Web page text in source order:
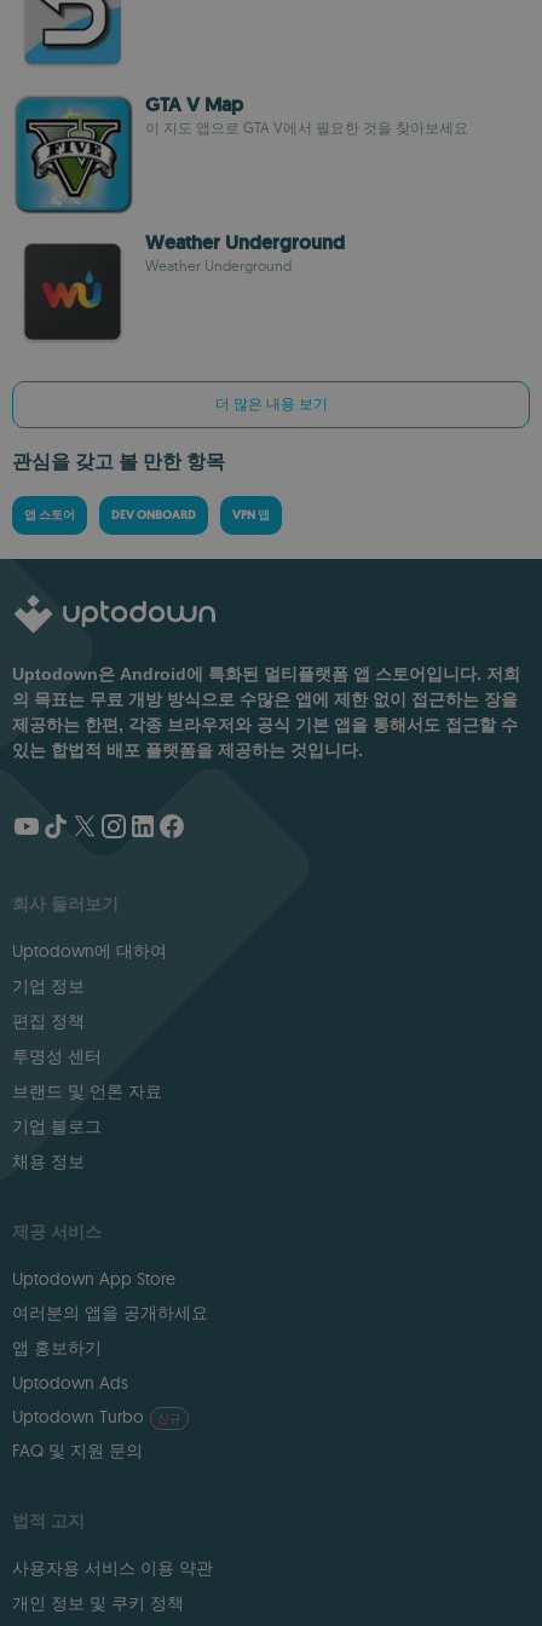
GTA V Map
이 지도 앱으로 GTA V에서 필요한 것을 찾아보세요
Weather Underground
Weather Underground
더 많은 내용 보기
관심을 갖고 볼 만한 항목
앱 스토어 DEV ONBOARD VPN 앱
Uptodown은 Android에 특화된 멀티플랫폼 앱 스토어입니다. 저희
의 목표는 무료 개방 방식으로 수많은 앱에 제한 없이 접근하는 장을
제공하는 한편, 각종 브라우저와 공식 기본 앱을 통해서도 접근할 수
있는 합법적 배포 플랫폼을 제공하는 것입니다.
회사 둘러보기
Uptodown에 대하여
기업 정보
편집 정책
투명성 센터
브랜드 및 언론 자료
기업 블로그
채용 정보
제공 서비스
Uptodown App Store
여러분의 앱을 공개하세요
앱 홍보하기
Uptodown Ads
Uptodown Turbo
신규
FAQ 및 지원 문의
법적 고지
사용자용 서비스 이용 약관
개인 정보 및 쿠키 정책